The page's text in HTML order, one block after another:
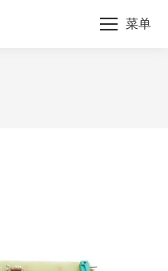
菜单